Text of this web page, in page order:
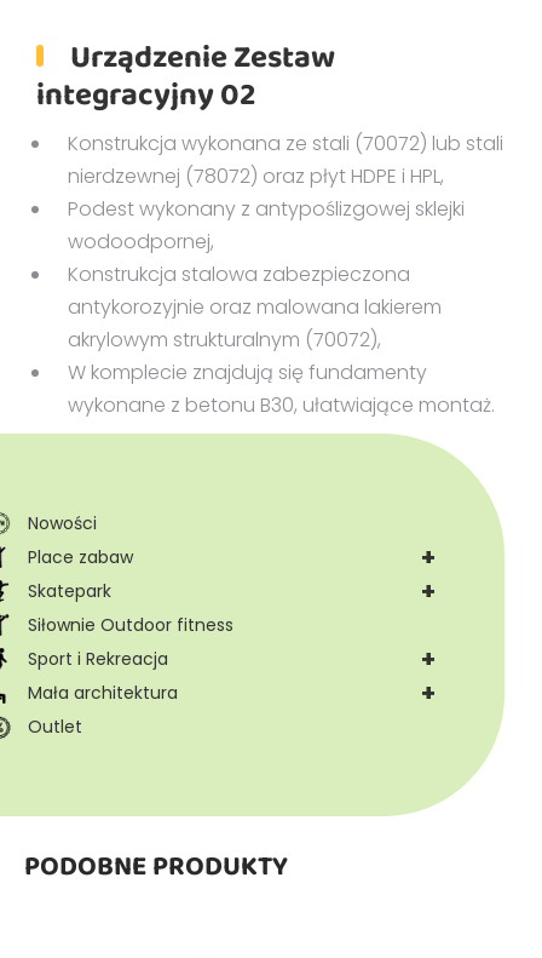
Nowości
+
Place zabaw
+
Skatepark
Siłownie Outdoor fitness
+
Sport i Rekreacja
+
Mała architektura
Outlet
Pliki OBJUrządzenie Zestaw
integracyjny 02
Konstrukcja wykonana ze stali (70072) lub stali
nierdzewnej (78072) oraz płyt HDPE i HPL,
Podest wykonany z antypoślizgowej sklejki
wodoodpornej,
Konstrukcja stalowa zabezpieczona
antykorozyjnie oraz malowana lakierem
akrylowym strukturalnym (70072),
W komplecie znajdują się fundamenty
wykonane z betonu B30, ułatwiające montaż.
PODOBNE PRODUKTY